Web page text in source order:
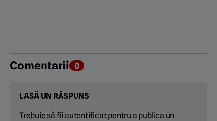
Comentarii 0
LASĂ UN RĂSPUNS
Trebuie să fii autentificat pentru a publica un